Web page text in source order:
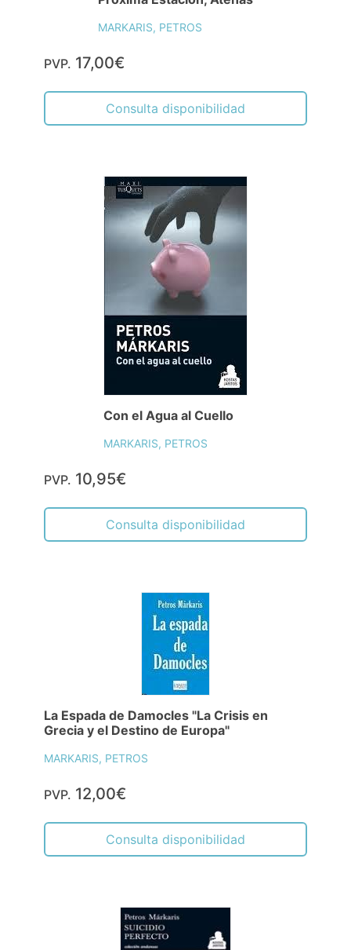
MARKARIS, PETROS
PVP. 17,00€
Consulta disponibilidad
Con el Agua al Cuello
MARKARIS, PETROS
PVP. 10,95€
Consulta disponibilidad
La Espada de Damocles "La Crisis en
Grecia y el Destino de Europa"
MARKARIS, PETROS
PVP. 12,00€
Consulta disponibilidad